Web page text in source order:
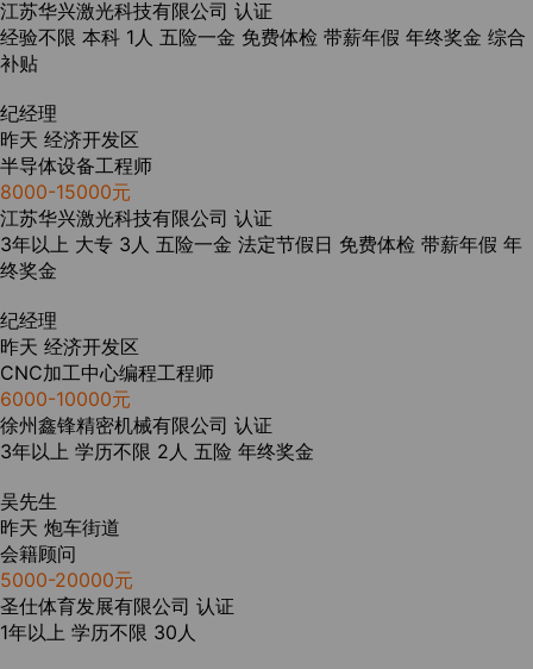
江苏华兴激光科技有限公司 认证
经验不限 本科 1人 五险一金 免费体检 带薪年假 年终奖金 综合
补贴
纪经理
昨天 经济开发区
半导体设备工程师
8000-15000元
江苏华兴激光科技有限公司 认证
3年以上 大专 3人 五险一金 法定节假日 免费体检 带薪年假 年
终奖金
纪经理
昨天 经济开发区
CNC加工中心编程工程师
6000-10000元
徐州鑫锋精密机械有限公司 认证
3年以上 学历不限 2人 五险 年终奖金
吴先生
昨天 炮车街道
会籍顾问
5000-20000元
圣仕体育发展有限公司 认证
1年以上 学历不限 30人